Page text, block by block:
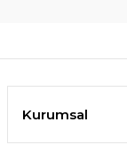
Kurumsal